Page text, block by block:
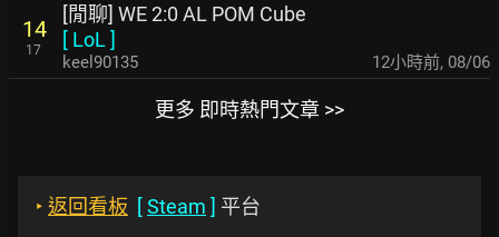
14
17
[閒聊] WE 2:0 AL POM Cube
[ LoL ]
keel90135 12小時前, 08/06
更多 即時熱門文章 >>
‣ 返回看板 [Steam ] 平台